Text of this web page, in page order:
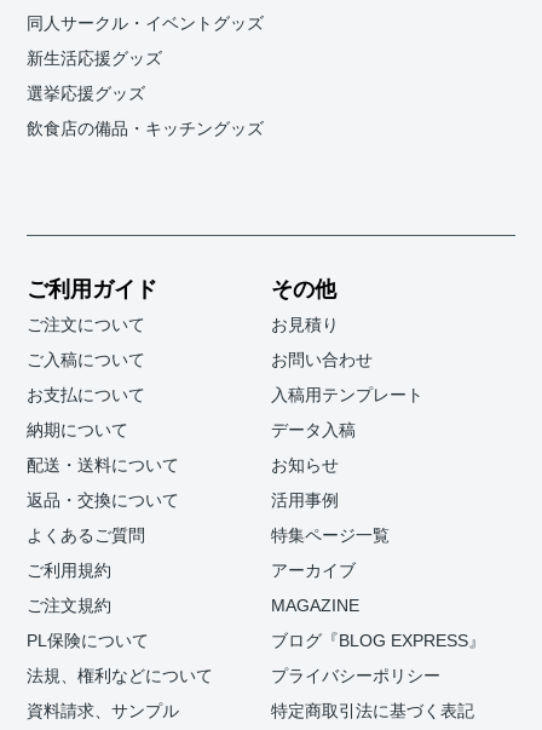
同人サークル・イベントグッズ
新生活応援グッズ
選挙応援グッズ
飲食店の備品・キッチングッズ
ご利用ガイド
ご注文について
ご入稿について
お支払について
納期について
配送・送料について
返品・交換について
よくあるご質問
ご利用規約
ご注文規約
PL保険について
法規、権利などについて
資料請求、サンプル
その他
お見積り
お問い合わせ
入稿用テンプレート
データ入稿
お知らせ
活用事例
特集ページ一覧
アーカイブ
MAGAZINE
ブログ『BLOG EXPRESS』
プライバシーポリシー
特定商取引法に基づく表記